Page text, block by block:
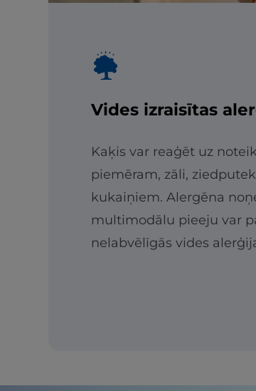
Vides izraisītas
Kaķis var reaģēt uz
piemēram, zāli,
kukaiņiem. Alergēna
multimodālu pieeju var
nelabvēlīgās vides